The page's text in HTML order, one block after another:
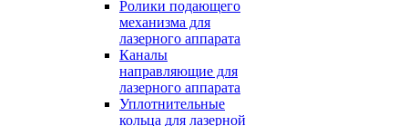
Ролики подающего
механизма для
лазерного аппарата
Каналы
направляющие для
лазерного аппарата
Уплотнительные
кольца для лазерной